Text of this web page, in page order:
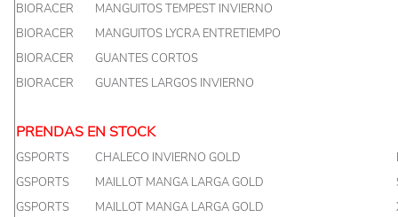
BIORACER
MANGUITOS TEMPEST INVIERNO
BIORACER
MANGUITOS LYCRA ENTRETIEMPO
BIORACER
GUANTES CORTOS
BIORACER
GUANTES LARGOS INVIERNO
PRENDAS EN STOCK
GSPORTS CHALECO INVIERNO GOLD
GSPORTS
MAILLOT MANGA LARGA GOLD
GSPORTS
MAILLOT MANGA LARGA GOLD